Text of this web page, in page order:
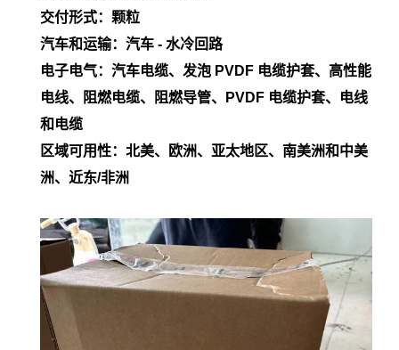
交付形式：颗粒
汽车和运输：汽车 - 水冷回路
电子电气：汽车电缆、发泡 PVDF 电缆护套、高性能
电线、阻燃电缆、阻燃导管、PVDF 电缆护套、电线
和电缆
区域可用性：北美、欧洲、亚太地区、南美洲和中美
洲、近东/非洲